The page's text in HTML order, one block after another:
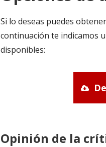
Si lo deseas puedes
continuación te indicamos
disponibles:
Opinión de la